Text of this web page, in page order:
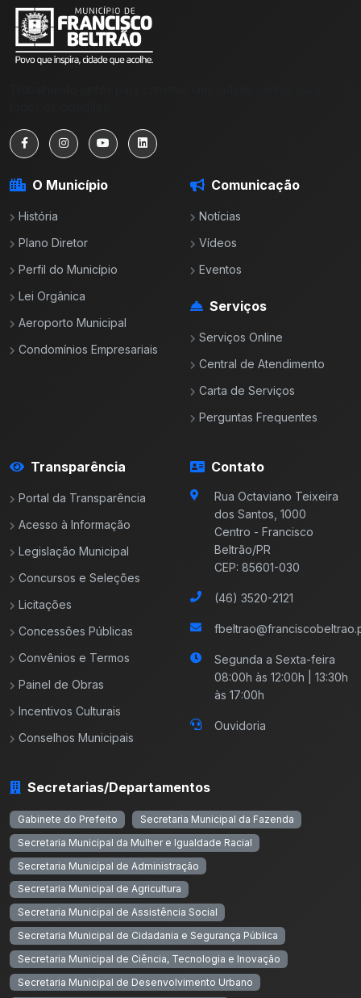
O Município
História
Plano Diretor
Perfil do Município
Lei Orgânica
Aeroporto Municipal
Condomínios Empresariais
Comunicação
Notícias
Vídeos
Eventos
Serviços
Serviços Online
Central de Atendimento
Carta de Serviços
Perguntas Frequentes
Transparência
Portal da Transparência
Acesso à Informação
Legislação Municipal
Concursos e Seleções
Licitações
Concessões Públicas
Convênios e Termos
Painel de Obras
Incentivos Culturais
Conselhos Municipais
Contato
Rua Octaviano Teixeira
dos Santos, 1000
Centro - Francisco
Beltrão/PR
CEP: 85601-030
(46) 3520-2121
Segunda a Sexta-feira
08:00h às 12:00h | 13:30h
às 17:00h
Ouvidoria
Secretarias/Departamentos
Gabinete do Prefeito
Secretaria Municipal da Fazenda
Secretaria Municipal da Mulher e Igualdade Racial
Secretaria Municipal de Administração
Secretaria Municipal de Agricultura
Secretaria Municipal de Assistência Social
Secretaria Municipal de Cidadania e Segurança Pública
Secretaria Municipal de Ciência, Tecnologia e Inovação
Secretaria Municipal de Desenvolvimento Urbano